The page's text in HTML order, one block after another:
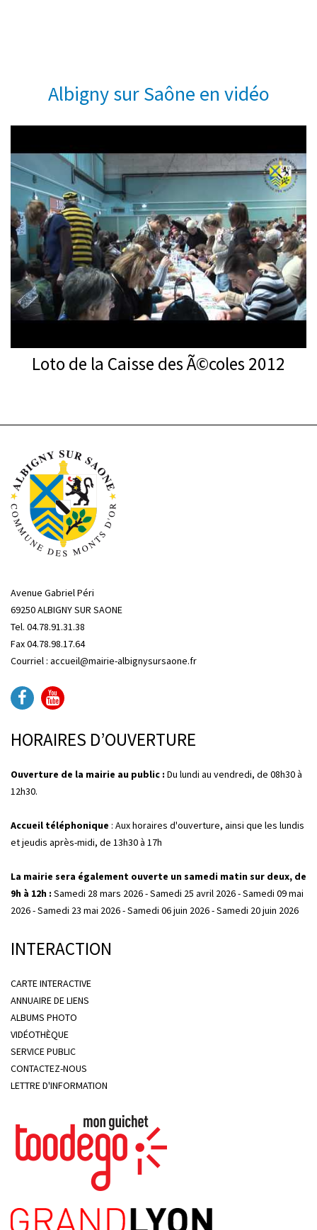
Albigny sur Saône en vidéo
Loto de la Caisse des Ã©coles 2012
Avenue Gabriel Péri
69250 ALBIGNY SUR SAONE
Tel. 04.78.91.31.38
Fax 04.78.98.17.64
Courriel : accueil@mairie-albignysursaone.fr
HORAIRES D’OUVERTURE
Ouverture de la mairie au public : Du lundi au vendredi, de 08h30 à
12h30.
Accueil téléphonique : Aux horaires d'ouverture, ainsi que les lundis
et jeudis après-midi, de 13h30 à 17h
La mairie sera également ouverte un samedi matin sur deux, de
9h à 12h : Samedi 28 mars 2026 - Samedi 25 avril 2026 - Samedi 09 mai
2026 - Samedi 23 mai 2026 - Samedi 06 juin 2026 - Samedi 20 juin 2026
INTERACTION
CARTE INTERACTIVE
ANNUAIRE DE LIENS
ALBUMS PHOTO
VIDÉOTHÈQUE
SERVICE PUBLIC
CONTACTEZ-NOUS
LETTRE D'INFORMATION